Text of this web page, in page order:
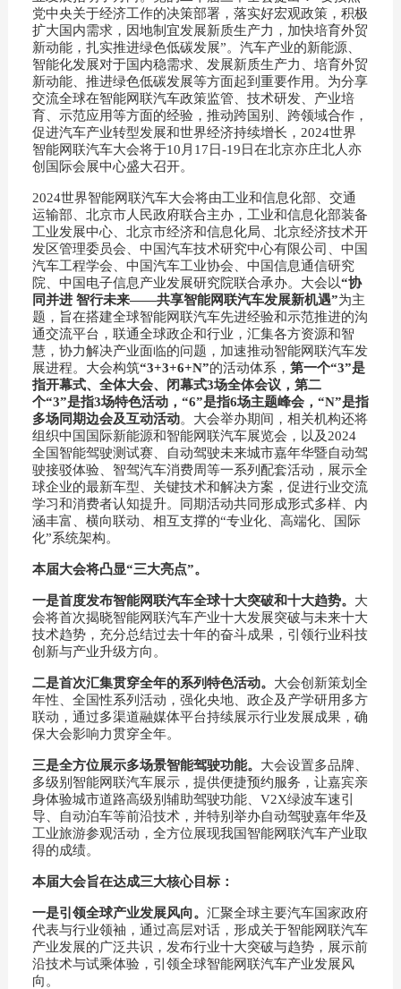
党中央关于经济工作的决策部署，落实好宏观政策，积极
扩大国内需求，因地制宜发展新质生产力，加快培育外贸
新动能，扎实推进绿色低碳发展”。汽车产业的新能源、
智能化发展对于国内稳需求、发展新质生产力、培育外贸
新动能、推进绿色低碳发展等方面起到重要作用。为分享
交流全球在智能网联汽车政策监管、技术研发、产业培
育、示范应用等方面的经验，推动跨国别、跨领域合作，
促进汽车产业转型发展和世界经济持续增长，2024世界
智能网联汽车大会将于10月17日-19日在北京亦庄北人亦
创国际会展中心盛大召开。
2024世界智能网联汽车大会将由工业和信息化部、交通
运输部、北京市人民政府联合主办，工业和信息化部装备
工业发展中心、北京市经济和信息化局、北京经济技术开
发区管理委员会、中国汽车技术研究中心有限公司、中国
汽车工程学会、中国汽车工业协会、中国信息通信研究
院、中国电子信息产业发展研究院联合承办。大会以“协
同并进 智行未来——共享智能网联汽车发展新机遇”为主
题，旨在搭建全球智能网联汽车先进经验和示范推进的沟
通交流平台，联通全球政企和行业，汇集各方资源和智
慧，协力解决产业面临的问题，加速推动智能网联汽车发
展进程。大会构筑“3+3+6+N”的活动体系， 第一个“3”是
指开幕式、全体大会、闭幕式3场全体会议，第二
个“3”是指3场特色活动，“6”是指6场主题峰会，“N”是指
多场同期边会及互动活动。大会举办期间，相关机构还将
组织中国国际新能源和智能网联汽车展览会， 以及 2024
全国智能驾驶测试赛、自动驾驶未来城市嘉年华暨自动驾
驶接驳体验、智驾汽车消费周等一系列配套活动 ， 展示全
球企业的最新车型、关键技术和解决方案，促进行业交流
学习和消费者认知提升。同期活动共同形成形式多样、内
涵丰富、横向联动、相互支撑的“专业化、高端化、国际
化”系统架构。
本届大会将凸显“三大亮点”。
一是首度发布智能网联汽车全球十大突破和十大趋势。 大
会将首次揭晓智能网联汽车产业十大发展突破与未来十大
技术趋势，充分总结过去十年的奋斗成果，引领行业科技
创新与产业升级方向。
二是首次汇集贯穿全年的系列特色活动。 大会创新策划全
年性、全国性系列活动，强化央地、政企及产学研用多方
联动，通过多渠道融媒体平台持续展示行业发展成果，确
保大会影响力贯穿全年。
三是全方位展示多场景智能驾驶功能。 大会设置多品牌、
多级别智能网联汽车展示，提供便捷预约服务，让嘉宾亲
身体验城市道路高级别辅助驾驶功能、V2X绿波车速引
导、自动泊车等前沿技术，并特别举办自动驾驶嘉年华及
工业旅游参观活动，全方位展现我国智能网联汽车产业取
得的成绩。
本届大会旨在达成三大核心目标：
一是引领全球产业发展风向。 汇聚全球主要汽车国家政府
代表与行业领袖，通过高层对话，形成关于智能网联汽车
产业发展的广泛共识，发布行业十大突破与趋势，展示前
沿技术与试乘体验，引领全球智能网联汽车产业发展风
向。